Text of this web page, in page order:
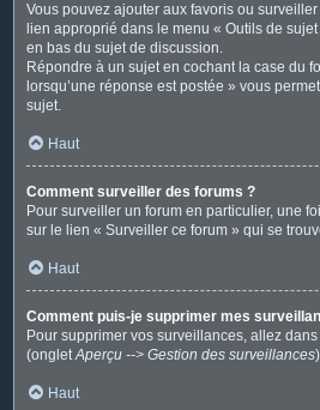
Vous pouvez ajouter aux favoris ou
lien approprié dans le menu « Outils de
en bas du sujet de discussion.
Répondre à un sujet en cochant la case du
lorsqu’une réponse est postée » vous
sujet.
Haut
Comment surveiller des forums ?
Pour surveiller un forum en particulier, une
sur le lien « Surveiller ce forum » qui se
Haut
Comment puis-je supprimer mes
Pour supprimer vos surveillances, allez
(ongletAperçu --> Gestion des surveillances
Haut